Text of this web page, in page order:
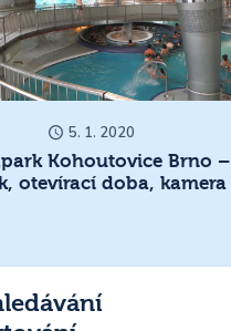
5. 1. 2020
Kohoutovice Brno –
otevírací doba, kamera